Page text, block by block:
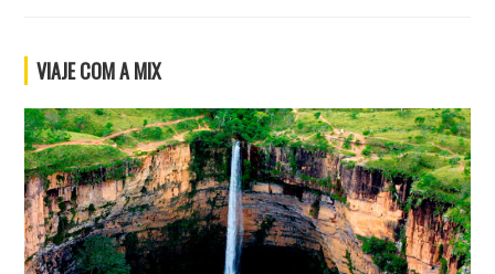
VIAJE COM A MIX